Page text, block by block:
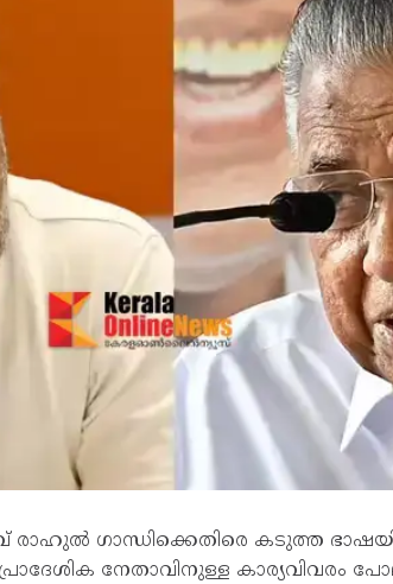
ഗാന്ധിക്കെതിരെ കടുത്ത
നേതാവിനുള്ള കാര്യവിവരം